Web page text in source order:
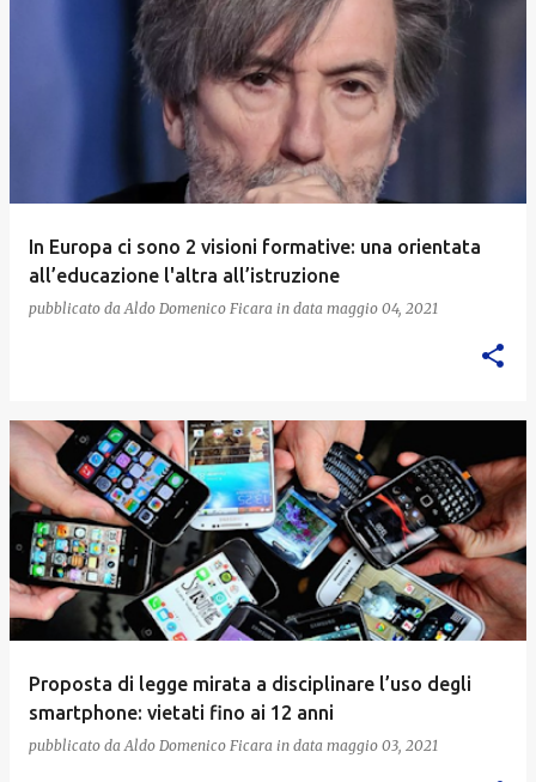
In Europa ci sono 2 visioni formative: una orientata
all’educazione l'altra all’istruzione
pubblicato da Aldo Domenico Ficara in data maggio 04, 2021
Proposta di legge mirata a disciplinare l’uso degli
smartphone: vietati fino ai 12 anni
pubblicato da Aldo Domenico Ficara in data maggio 03, 2021